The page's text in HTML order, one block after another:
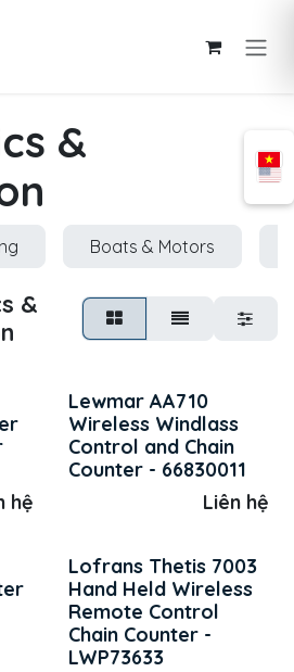
&
Boats & Motors
&
hệ
Lewmar AA710
Wireless Windlass
Control and Chain
Counter - 66830011
Liên hệ
Lofrans Thetis 7003
Hand Held Wireless
Remote Control
Chain Counter -
LWP73633